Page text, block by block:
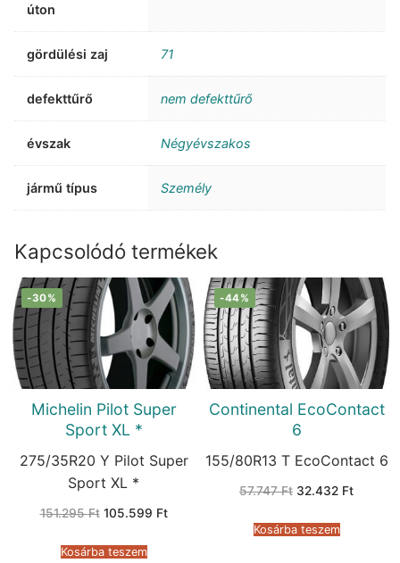
úton
gördülési zaj 71
defekttűrő nem defekttűrő
évszak Négyévszakos
jármű típus Személy
Kapcsolódó termékek
-30%
Michelin Pilot Super
Sport XL *
275/35R20 Y Pilot Super
Sport XL *
151.295Ft Original
151.295 Ft.
105.599 FtCurrent
Kosárba teszem
-44%
Continental EcoContact
6
155/80R13 T EcoContact 6
57.747Ft Original
57.747 Ft.
32.432 FtCurrent
Kosárba teszem